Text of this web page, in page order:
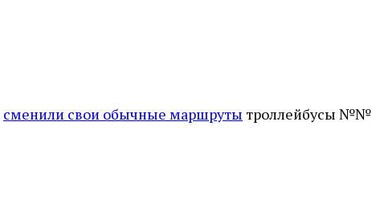
сменили свои обычные маршруты троллейбусы №№